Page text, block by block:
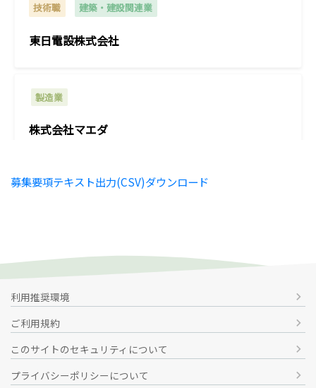
技術職 建築・建設関連業
東日電設株式会社
製造業
株式会社マエダ
技術職 情報関連業
技術職 その他 建築・建設関連業
株式会社栄港建設
募集要項テキスト出力(CSV)ダウンロード
利用推奨環境
chevron_right
ご利用規約
chevron_right
このサイトのセキュリティについて
chevron_right
プライバシーポリシーについて
chevron_right